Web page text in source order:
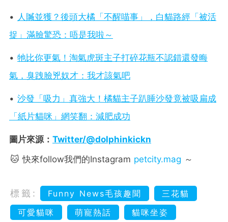
• 人贓並獲？後頭大橘「不醒喵事」，白貓路經「被活
捉」滿臉驚恐：唔是我啦～
• 牠比你更氣！淘氣虎斑主子打碎花瓶不認錯還發晦
氣，臭跩臉兇奴才：我才該氣吧
• 沙發「吸力」真強大！橘貓主子趴睡沙發竟被吸扁成
「紙片貓咪」網笑翻：減肥成功
圖片來源： Twitter/@dolphinkickn
🐱 快來follow我們的Instagram petcity.mag ～
標籤: Funny News毛孩趣聞
三花貓
可愛貓咪
萌寵熱話
貓咪坐姿